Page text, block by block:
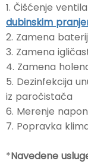
1. Čišćenje
dubinskim
2. Zamena
3. Zamena
4. Zamena
5. Dezinfekcija
iz paročistača
6. Merenje
7. Popravka
*Navedene